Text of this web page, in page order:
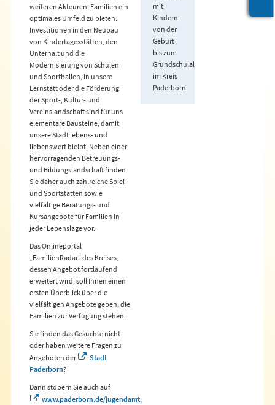
weiteren Akteuren, Familien ein
optimales Umfeld zu bieten.
Investitionen in den Neubau
von Kindertagesstätten, den
Unterhalt und die
Modernisierung von Schulen
und Sporthallen, in unsere
Lernstatt oder die Förderung
der Sport-, Kultur- und
Vereinslandschaft sind für uns
elementare Bausteine, damit
unsere Stadt lebens- und
liebenswert bleibt. Neben einer
hervorragenden Betreuungs-
und Bildungslandschaft finden
Sie daher auch zahlreiche Spiel-
und Sportstätten sowie
vielfältige Beratungs- und
Kursangebote für Familien in
jeder Lebenslage vor.
Das Onlineportal
„FamilienRadar“ des Kreises,
dessen Angebot fortlaufend
erweitert wird, soll Ihnen einen
ersten Überblick über die
vielfältigen Angebote geben, die
Familien zur Verfügung stehen.
Sie finden das Gesuchte nicht
oder haben weitere Fragen zu
Angeboten der
Stadt
Paderborn?
Dann stöbern Sie auch auf
www.paderborn.de/jugendamt,
mit
Kindern
von der
Geburt
bis zum
Grundschulalter
im Kreis
Paderborn